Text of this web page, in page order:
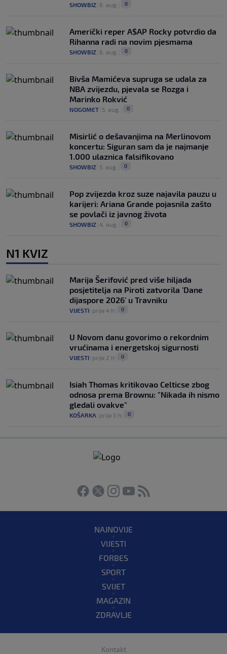
SHOWBIZ 6. aug. 0
Američki reper A$AP Rocky potvrdio da
Rihanna radi na novim pjesmama
SHOWBIZ 6. aug. 0
Bivša Mamićeva supruga se udala za
NBA zvijezdu, pjevala se Rozga i
Marinko Rokvić
NOGOMET 5. aug. 0
Misirlić o dešavanjima na Merlinovom
koncertu: Siguran sam da je najmanje
1.000 ulaznica falsifikovano
SHOWBIZ 5. aug. 0
Pop zvijezda kroz suze najavila pauzu u
karijeri: Ariana Grande pojasnila zašto
se povlači iz javnog života
SHOWBIZ 4. aug. 0
N1 KVIZ
Marija Šerifović pred više hiljada
posjetitelja na Piroti zatvorila 'Dane
dijaspore 2026' u Travniku
VIJESTI prije 4 h 0
U Novom danu govorimo o rekordnim
vrućinama i energetskoj sigurnosti
VIJESTI prije 2 h 0
Isiah Thomas kritikovao Celticse zbog
odnosa prema Brownu: "Nikada ih nismo
gledali ovakve"
KOŠARKA prije 5 h 0
NAJNOVIJE
VIJESTI
FORBES
SPORT
SVIJET
MAGAZIN
ZDRAVLJE
Kontakt